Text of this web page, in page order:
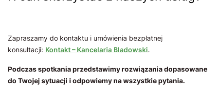
Zapraszamy do kontaktu i umówienia bezpłatnej
konsultacji: Kontakt – Kancelaria Bladowski.
Podczas spotkania przedstawimy rozwiązania dopasowane
do Twojej sytuacji i odpowiemy na wszystkie pytania.